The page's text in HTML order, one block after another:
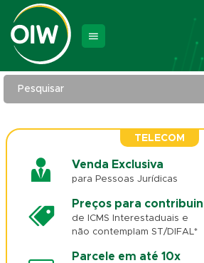
Pesquisar
TELECOM
Venda Exclusiva
para Pessoas Jurídicas
Preços para
de ICMS Interestaduais e
não contemplam ST/DIFAL*
Parcele em até 10x